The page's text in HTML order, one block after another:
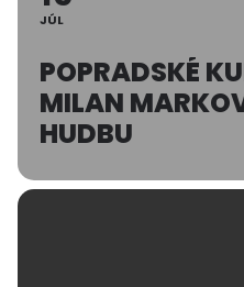
JÚL
POPRADSKÉ
MILAN
HUDBU